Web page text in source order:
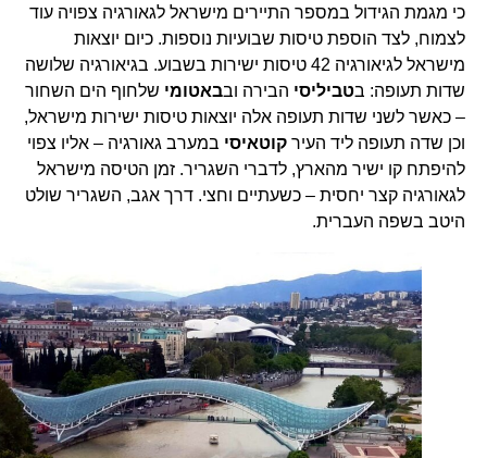
כי מגמת הגידול במספר התיירים מישראל לגאורגיה צפויה עוד
לצמוח, לצד הוספת טיסות שבועיות נוספות. כיום יוצאות
מישראל לגיאורגיה 42 טיסות ישירות בשבוע. בגיאורגיה שלושה
שדות תעופה: בטביליסיהבירה ובבאטומישלחוף הים השחור
– כאשר לשני שדות תעופה אלה יוצאות טיסות ישירות מישראל,
וכן שדה תעופה ליד העירקוטאיסיבמערב גאורגיה – אליו צפוי
להיפתח קו ישיר מהארץ, לדברי השגריר. זמן הטיסה מישראל
לגאורגיה קצר יחסית – כשעתיים וחצי. דרך אגב, השגריר שולט
היטב בשפה העברית.